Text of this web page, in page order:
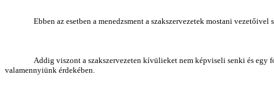
Ebben az esetben a menedzsment a szakszervezetek mostani
Addig viszont a szakszervezeten kívülieket nem képviseli senki és egy
valamennyiünk érdekében.